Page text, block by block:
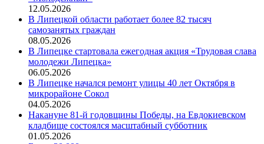
12.05.2026
В Липецкой области работает более 82 тысяч
самозанятых граждан
08.05.2026
В Липецке стартовала ежегодная акция «Трудовая слава
молодежи Липецка»
06.05.2026
В Липецке начался ремонт улицы 40 лет Октября в
микрорайоне Сокол
04.05.2026
Накануне 81-й годовщины Победы, на Евдокиевском
кладбище состоялся масштабный субботник
01.05.2026